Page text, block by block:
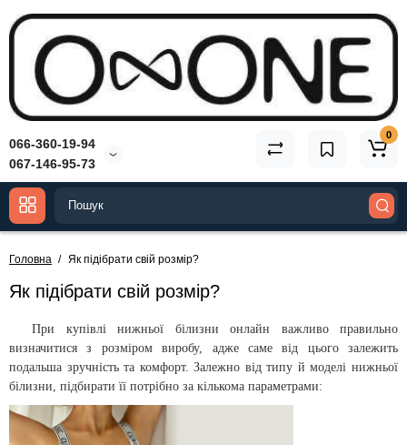
066-360-19-94
067-146-95-73
0
Головна Як підібрати свій розмір?
Як підібрати свій розмір?
При купівлі нижньої білизни онлайн важливо правильно
визначитися з розміром виробу, адже саме від цього залежить
подальша зручність та комфорт. Залежно від типу й моделі нижньої
білизни, підбирати її потрібно за кількома параметрами: